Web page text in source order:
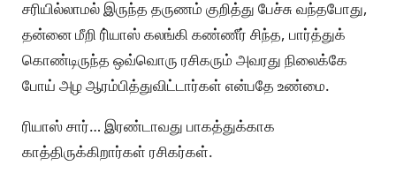
சரியில்லாமல் இருந்த தருணம் குறித்து பேச்சு வந்தபோது,
தன்னை மீறி ரி்யாஸ் கலங்கி கண்ணீர் சிந்த, பார்த்துக்
கொண்டிருந்த ஒவ்வொரு ரசிகரும் அவரது நிலைக்கே
போய் அழ ஆரம்பித்துவிட்டார்கள் என்பதே உண்மை.
ரியாஸ் சார்… இரண்டாவது பாகத்துக்காக
காத்திருக்கிறார்கள் ரசிகர்கள்.